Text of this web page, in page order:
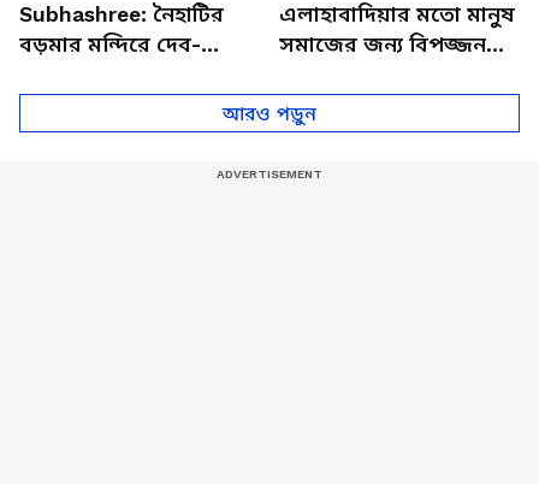
Subhashree: নৈহাটির
বড়মার মন্দিরে দেব-
এলাহাবাদিয়ার মতো মানুষ
সমাজের জন্য বিপজ্জনক :
আরও পড়ুন